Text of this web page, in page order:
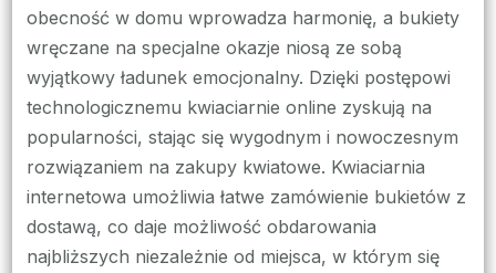
obecność w domu wprowadza harmonię, a bukiety
wręczane na specjalne okazje niosą ze sobą
wyjątkowy ładunek emocjonalny. Dzięki postępowi
technologicznemu kwiaciarnie online zyskują na
popularności, stając się wygodnym i nowoczesnym
rozwiązaniem na zakupy kwiatowe. Kwiaciarnia
internetowa umożliwia łatwe zamówienie bukietów z
dostawą, co daje możliwość obdarowania
najbliższych niezależnie od miejsca, w którym się